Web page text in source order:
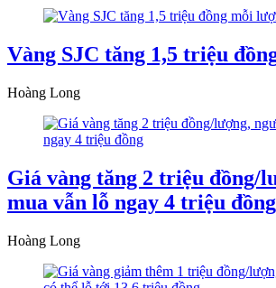
Vàng SJC tăng 1,5 triệu
Hoàng Long
Giá vàng tăng 2 triệu đồng/
mua vẫn lỗ ngay 4 triệu đồng
Hoàng Long